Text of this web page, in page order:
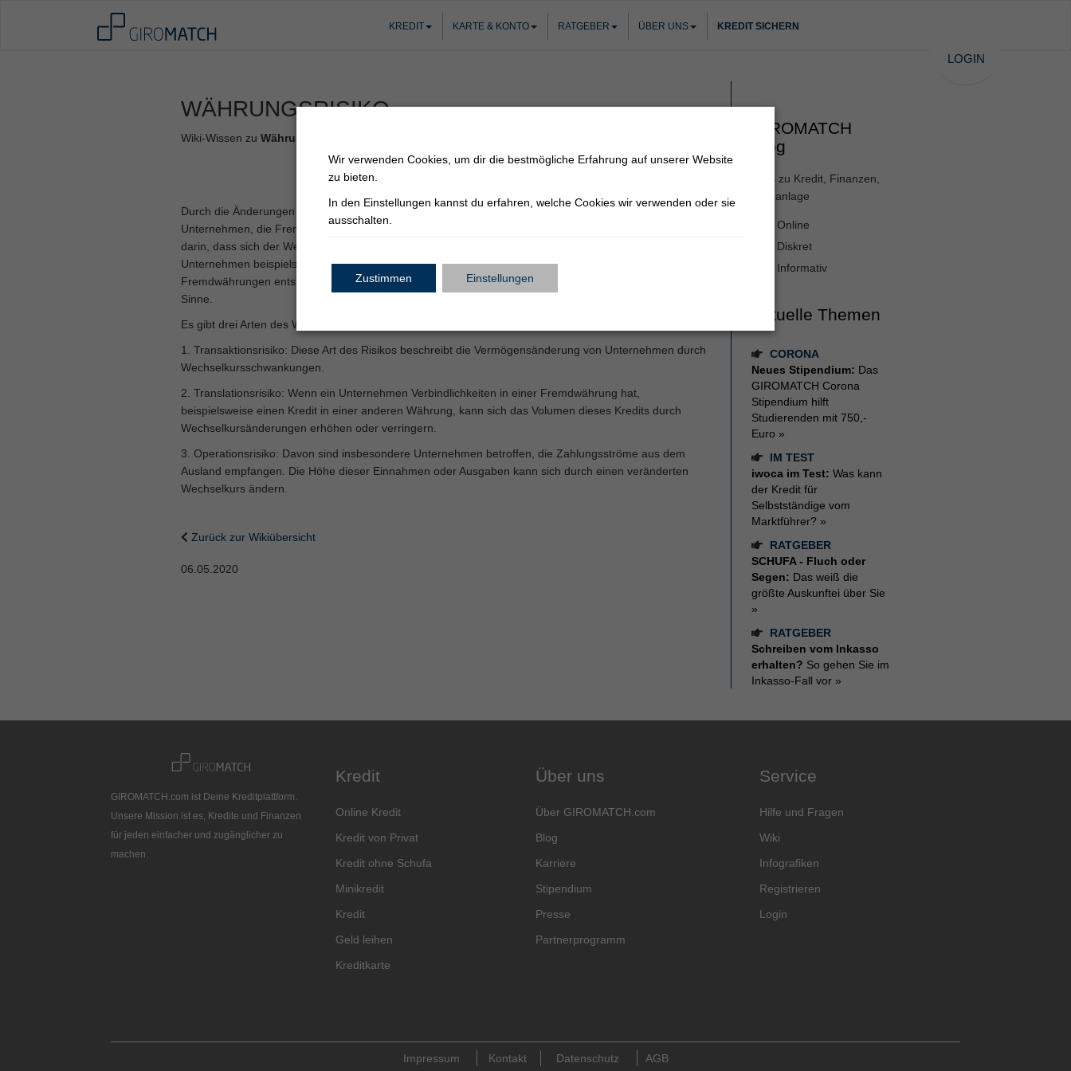
Wir verwenden Cookies, um dir die bestmögliche Erfahrung auf unserer Website
zu bieten.
In den Einstellungen kannst du erfahren, welche Cookies wir verwenden oder sie
ausschalten.
Zustimmen Einstellungen
KREDIT KARTE & KONTO RATGEBER ÜBER UNS KREDIT SICHERN
LOGIN
WÄHRUNGSRISIKO
Wiki-Wissen zu Währungsrisiko
Durch die Änderungen von
unterschiedlicher Währungen kann für Personen oder
Unternehmen, die Fremdwährungen besitzen, ein Währungsrisiko entstehen. Das
darin, dass sich der Wert einer Währung gegenüber einer anderen verringern. Dadurch können für
Unternehmen beispielsweise zusätzliche Kosten, aber auch Gewinne durch höhere Einnahmen in
Fremdwährungen entstehen. Währungsrisiken gibt es daher sowohl im positiven, als auch im negativen
Sinne.
Es gibt drei Arten des Währungsrisikos:
1. Transaktionsrisiko: Diese Art des Risikos beschreibt die Vermögensänderung von Unternehmen durch
Wechselkursschwankungen.
2. Translationsrisiko: Wenn ein Unternehmen Verbindlichkeiten in einer Fremdwährung hat,
beispielsweise einen Kredit in einer anderen Währung, kann sich das Volumen dieses Kredits durch
Wechselkursänderungen erhöhen oder verringern.
3. Operationsrisiko: Davon sind insbesondere Unternehmen betroffen, die Zahlungsströme aus dem
Ausland empfangen. Die Höhe dieser Einnahmen oder Ausgaben kann sich durch einen veränderten
Wechselkurs ändern.
Zurück zur Wikiübersicht
06.05.2020
GIROMATCH
Blog
Alles zu Kredit, Finanzen,
Geldanlage
Online
Diskret
Informativ
Aktuelle Themen
CORONA
Neues Stipendium: Das
GIROMATCH Corona
Stipendium hilft
Studierenden mit 750,-
Euro »
IM TEST
iwoca im Test: Was kann
der Kredit für
Selbstständige vom
Marktführer? »
RATGEBER
SCHUFA - Fluch oder
Segen: Das weiß die
größte Auskunftei über Sie
»
RATGEBER
Schreiben vom Inkasso
erhalten? So gehen Sie im
Inkasso-Fall vor »
GIROMATCH.com ist Deine Kreditplattform.
Unsere Mission ist es, Kredite und Finanzen
für jeden einfacher und zugänglicher zu
machen.
Kredit
Online Kredit
Kredit von Privat
Kredit ohne Schufa
Minikredit
Kredit
Geld leihen
Kreditkarte
Über uns
Über GIROMATCH.com
Blog
Karriere
Stipendium
Presse
Partnerprogramm
Service
Hilfe und Fragen
Wiki
Infografiken
Registrieren
Login
Impressum Kontakt Datenschutz AGB